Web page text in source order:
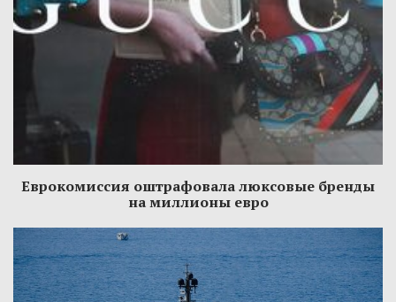
Еврокомиссия оштрафовала люксовые бренды
на миллионы евро